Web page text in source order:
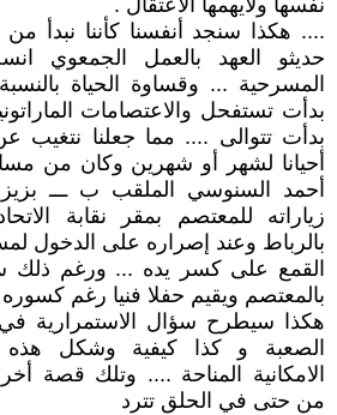
نفسها ولايهمها الاعتقال .
.... هكذا سنجد أنفسنا كأننا نبدأ
حديثو العهد بالعمل الجمعوي
المسرحية ... وقساوة الحياة
بدأت تستفحل والاعتصامات
بدأت تتوالى .... مما جعلنا نتغيب
أحيانا لشهر أو شهرين وكان من
أحمد السنوسي الملقب ب ـــ
زياراته للمعتصم بمقر نقابة
بالرباط وعند إصراره على الدخول
القمع على كسر يده ... ورغم ذلك
بالمعتصم ويقيم حفلا فنيا رغم
هكذا سيطرح سؤال الاستمرارية
الصعبة و كذا كيفية وشكل هذه
الامكانية المناحة .... وتلك قصة
من حتى في الحلق تترد